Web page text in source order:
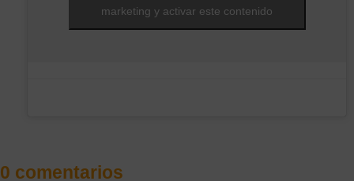
marketing y activar este contenido
0 comentarios